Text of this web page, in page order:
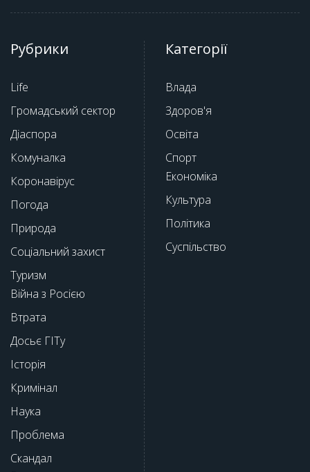
Рубрики
Life
Громадський сектор
Діаспора
Комуналка
Коронавірус
Погода
Природа
Соціальний захист
Туризм
Війна з Росією
Втрата
Досьє ГІТу
Історія
Кримінал
Наука
Проблема
Скандал
Категорії
Влада
Здоров'я
Освіта
Спорт
Економіка
Культура
Політика
Суспільство